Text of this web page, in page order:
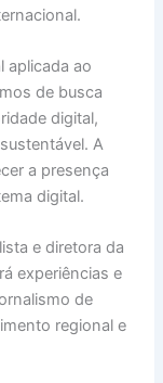
aplicada ao
de busca
digital,
A
a presença
digital.
e diretora da
experiências e
de
regional e